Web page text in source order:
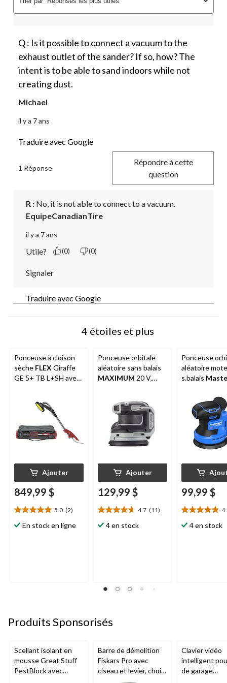
Q : Is it possible to connect a vacuum to the
exhaust outlet of the sander? If so, how? The
intent is to be able to sand indoors while not
creating dust.
Michael
il y a 7 ans
Traduire avec Google
1 Réponse
Répondre à cette
question
R : No, it is not able to connect to a vacuum.
EquipeCanadianTire
il y a 7 ans
Utile? (0) (0)
Signaler
Traduire avec Google
4 étoiles et plus
Ponceuse à cloison
sèche FLEX Giraffe
GE 5+ TB L+SH avec
transport
Ajouter
849,99 $
5.0 (2)
5.0
étoile(s)
En stock en ligne
Ponceuse orbitale
aléatoire sans balais
MAXIMUM 20 V,
Ajouter
129,99 $
4.7 (11)
4.7
étoile(s)
4 en stock
Ponceuse
aléatoire
s.balais
99,99 $
4.9
étoile(s)
4 en stock
Produits Sponsorisés
Scellant isolant en
mousse Great Stuff
PestBlock avec
Barre de démolition
Fiskars Pro avec
ciseau et levier, choix
de tailles
Clavier vidéo
intelligent
de garage